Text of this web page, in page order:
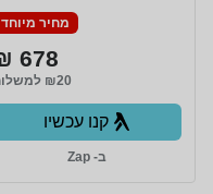
מחיר מיוחד
678 ₪
₪20 למשלוח
קנו עכשיו
ב- Zap